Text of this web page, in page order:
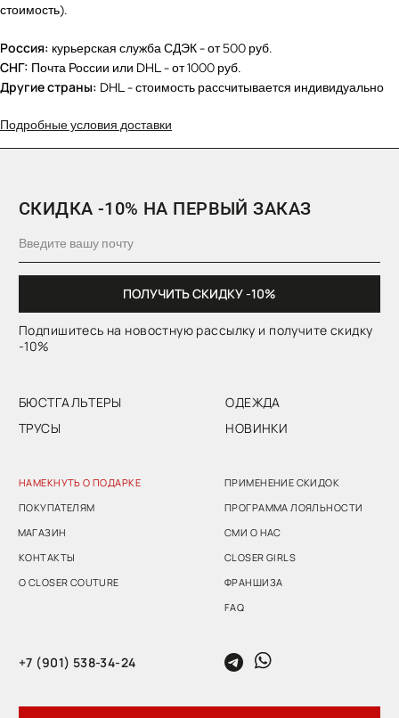
стоимость).
Россия: курьерская служба СДЭК - от 500 руб.
СНГ: Почта России или DHL - от 1000 руб.
Другие страны: DHL - стоимость рассчитывается индивидуально
Подробные условия доставки